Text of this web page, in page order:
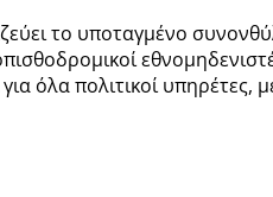
το υποταγμένο
όλα πολιτικοί υπηρέτες,